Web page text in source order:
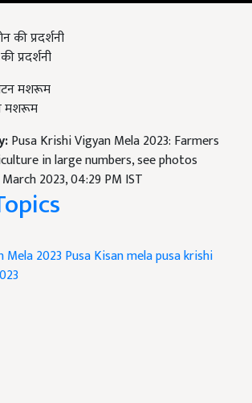
प्रदर्शनी
मशरूम
Pusa Krishi Vigyan Mela 2023: Farmers
in large numbers, see photos
2023, 04:29 PM IST
Mela 2023 Pusa Kisan melapusa krishi